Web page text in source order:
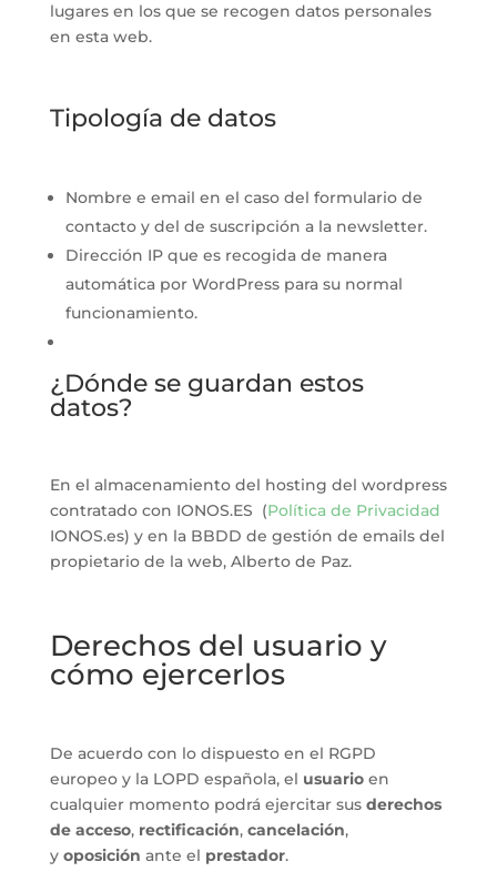
lugares en los que se recogen datos personales
en esta web.
Tipología de datos
Nombre e email en el caso del formulario de
contacto y del de suscripción a la newsletter.
Dirección IP que es recogida de manera
automática por WordPress para su normal
funcionamiento.
¿Dónde se guardan estos
datos?
En el almacenamiento del hosting del wordpress
contratado con IONOS.ES (Política de Privacidad
IONOS.es) y en la BBDD de gestión de emails del
propietario de la web, Alberto de Paz.
Derechos del usuario y
cómo ejercerlos
De acuerdo con lo dispuesto en el RGPD
europeo y la LOPD española, el usuarioen
cualquier momento podrá ejercitar sus derechos
de acceso, rectificación, cancelación,
y oposición ante el prestador.